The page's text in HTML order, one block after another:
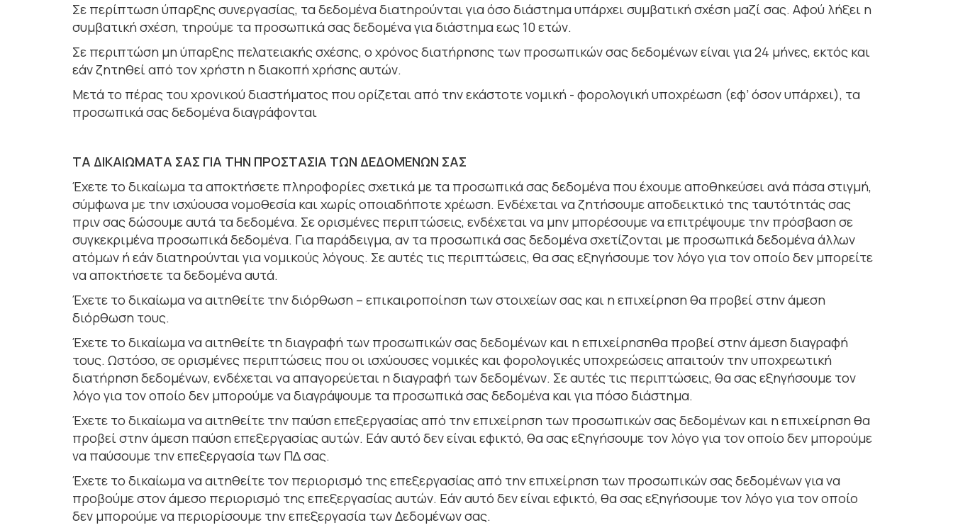
Σε περίπτωση ύπαρξης συνεργασίας, τα δεδομένα διατηρούνται για όσο διάστημα υπάρχει συμβατική σχέση μαζί σας. Αφού λήξει η
συμβατική σχέση, τηρούμε τα προσωπικά σας δεδομένα για διάστημα εως 10 ετών.
Σε περιπτώση μη ύπαρξης πελατειακής σχέσης, ο χρόνος διατήρησης των προσωπικών σας δεδοµένων είναι για 24 μήνες, εκτός και
εάν ζητηθεί από τον χρήστη η διακοπή χρήσης αυτών.
Μετά το πέρας του χρονικού διαστήµατος που ορίζεται από την εκάστοτε νοµική - φορολογική υποχρέωση (εφ’ όσον υπάρχει), τα
προσωπικά σας δεδοµένα διαγράφονται
ΤΑ ΔΙΚΑΙΩΜΑΤΑ ΣΑΣ ΓΙΑ ΤΗΝ ΠΡΟΣΤΑΣΙΑ ΤΩΝ ΔΕΔΟΜΕΝΩΝ ΣΑΣ
Έχετε το δικαίωµα τα αποκτήσετε πληροφορίες σχετικά µε τα προσωπικά σας δεδοµένα που έχουµε αποθηκεύσει ανά πάσα στιγµή,
σύµφωνα µε την ισχύουσα νοµοθεσία και χωρίς οποιαδήποτε χρέωση. Ενδέχεται να ζητήσουµε αποδεικτικό της ταυτότητάς σας
πριν σας δώσουµε αυτά τα δεδοµένα. Σε ορισµένες περιπτώσεις, ενδέχεται να µην µπορέσουµε να επιτρέψουµε την πρόσβαση σε
συγκεκριµένα προσωπικά δεδοµένα. Για παράδειγµα, αν τα προσωπικά σας δεδοµένα σχετίζονται µε προσωπικά δεδοµένα άλλων
ατόµων ή εάν διατηρούνται για νοµικούς λόγους. Σε αυτές τις περιπτώσεις, θα σας εξηγήσουµε τον λόγο για τον οποίο δεν µπορείτε
να αποκτήσετε τα δεδοµένα αυτά.
Έχετε το δικαίωµα να αιτηθείτε την διόρθωση – επικαιροποίηση των στοιχείων σας και η επιχείρηση θα προβεί στην άµεση
διόρθωση τους.
Έχετε το δικαίωµα να αιτηθείτε τη διαγραφή των προσωπικών σας δεδοµένων και η επιχείρησηθα προβεί στην άµεση διαγραφή
τους. Ωστόσο, σε ορισµένες περιπτώσεις που οι ισχύουσες νοµικές και φορολογικές υποχρεώσεις απαιτούν την υποχρεωτική
διατήρηση δεδοµένων, ενδέχεται να απαγορεύεται η διαγραφή των δεδοµένων. Σε αυτές τις περιπτώσεις, θα σας εξηγήσουµε τον
λόγο για τον οποίο δεν µπορούµε να διαγράψουµε τα προσωπικά σας δεδοµένα και για πόσο διάστηµα.
Έχετε το δικαίωµα να αιτηθείτε την παύση επεξεργασίας από την επιχείρηση των προσωπικών σας δεδοµένων και η επιχείρηση θα
προβεί στην άµεση παύση επεξεργασίας αυτών. Εάν αυτό δεν είναι εφικτό, θα σας εξηγήσουµε τον λόγο για τον οποίο δεν µπορούµε
να παύσουµε την επεξεργασία των Π∆ σας.
Έχετε το δικαίωµα να αιτηθείτε τον περιορισµό της επεξεργασίας από την επιχείρηση των προσωπικών σας δεδοµένων για να
προβούμε στον άµεσο περιορισµό της επεξεργασίας αυτών. Εάν αυτό δεν είναι εφικτό, θα σας εξηγήσουµε τον λόγο για τον οποίο
δεν µπορούµε να περιορίσουµε την επεξεργασία των Δεδομένων σας.